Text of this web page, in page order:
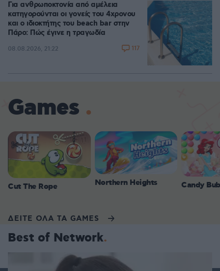
Για ανθρωποκτονία από αμέλεια
κατηγορούνται οι γονείς του 4χρονου
και ο ιδιοκτήτης του beach bar στην
Πάρο: Πώς έγινε η τραγωδία
08.08.2026, 21:22 117
Games
Cut The Rope Northern Heights Candy
ΔΕΙΤΕ ΟΛΑ ΤΑ GAMES
Best of Network